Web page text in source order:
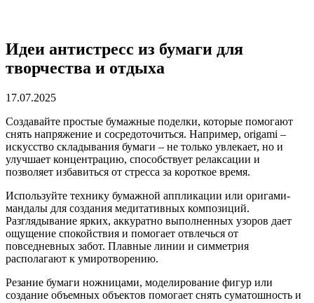
Идеи антистресс из бумаги для
творчества и отдыха
17.07.2025
Создавайте простые бумажные поделки, которые помогают
снять напряжение и сосредоточиться. Например, origami –
искусство складывания бумаги – не только увлекает, но и
улучшает концентрацию, способствует релаксации и
позволяет избавиться от стресса за короткое время.
Используйте технику бумажной аппликации или оригами-
мандалы для создания медитативных композиций.
Разглядывание ярких, аккуратно выполненных узоров дает
ощущение спокойствия и помогает отвлечься от
повседневных забот. Плавные линии и симметрия
располагают к умиротворению.
Резание бумаги ножницами, моделирование фигур или
создание объемных объектов помогает снять суматошность и